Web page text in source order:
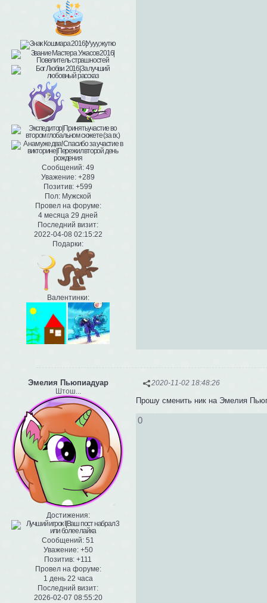
Сообщений: 49
Уважение: +289
Позитив: +599
Пол: Мужской
Провел на форуме:
4 месяца 29 дней
Последний визит:
2022-04-08 02:15:22
Подарки:
Валентинки:
2020-11-02 18:48:26
Эмелия Пьюпиадуар
Штош...
Достижения:
Сообщений: 51
Уважение: +50
Позитив: +111
Провел на форуме:
1 день 22 часа
Последний визит:
2026-02-07 08:55:20
Прошу сменить ник на Эмелия
0